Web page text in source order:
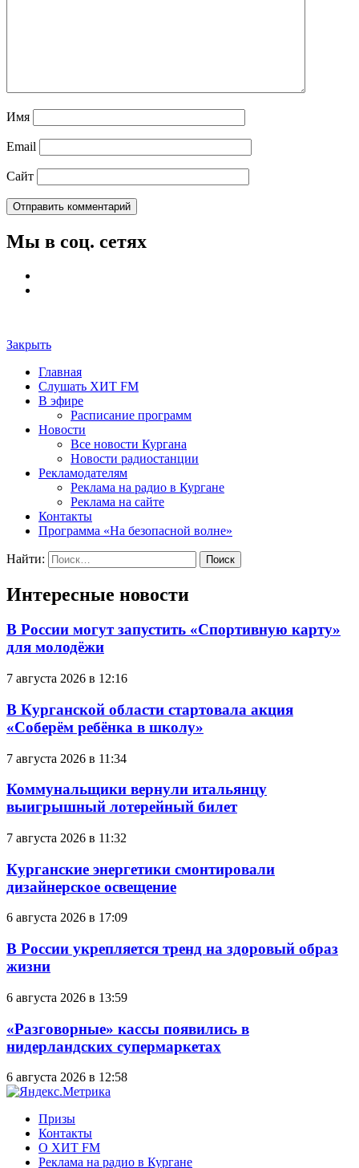
Имя
Email
Сайт
Мы в соц. сетях
Закрыть
Главная
Слушать ХИТ FM
В эфире
Расписание программ
Новости
Все новости Кургана
Новости радиостанции
Рекламодателям
Реклама на радио в Кургане
Реклама на сайте
Контакты
Программа «На безопасной волне»
Найти:
Интересные новости
В России могут запустить «Спортивную карту»
для молодёжи
7 августа 2026 в 12:16
В Курганской области стартовала акция
«Соберём ребёнка в школу»
7 августа 2026 в 11:34
Коммунальщики вернули итальянцу
выигрышный лотерейный билет
7 августа 2026 в 11:32
Курганские энергетики смонтировали
дизайнерское освещение
6 августа 2026 в 17:09
В России укрепляется тренд на здоровый образ
жизни
6 августа 2026 в 13:59
«Разговорные» кассы появились в
нидерландских супермаркетах
6 августа 2026 в 12:58
Призы
Контакты
О ХИТ FM
Реклама на радио в Кургане